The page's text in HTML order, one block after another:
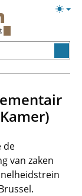
de
van zaken